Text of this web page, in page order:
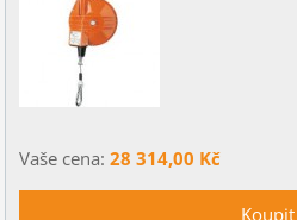
Vaše cena: 28 314,00 Kč